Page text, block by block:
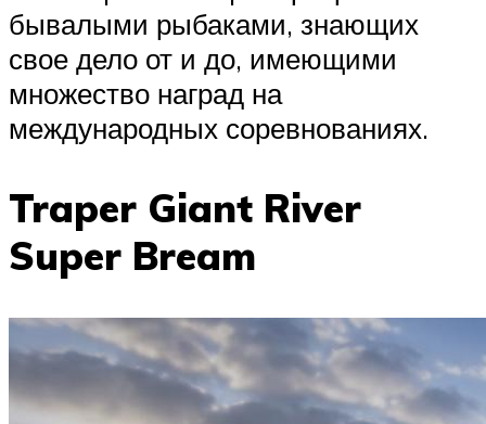
бывалыми рыбаками, знающих
свое дело от и до, имеющими
множество наград на
международных соревнованиях.
Traper Giant River
Super Bream